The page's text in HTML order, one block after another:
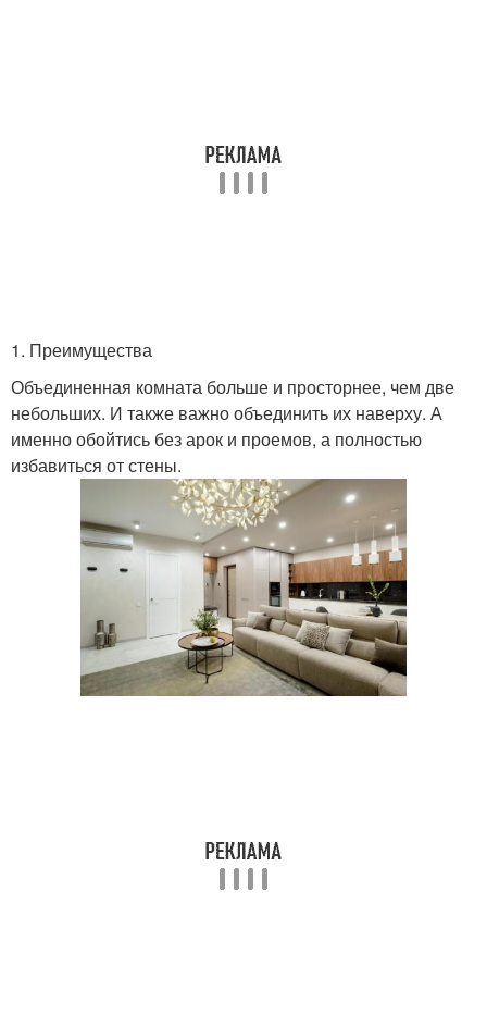
1. Преимущества
Объединенная комната больше и просторнее, чем две
небольших. И также важно объединить их наверху. А
именно обойтись без арок и проемов, а полностью
избавиться от стены.